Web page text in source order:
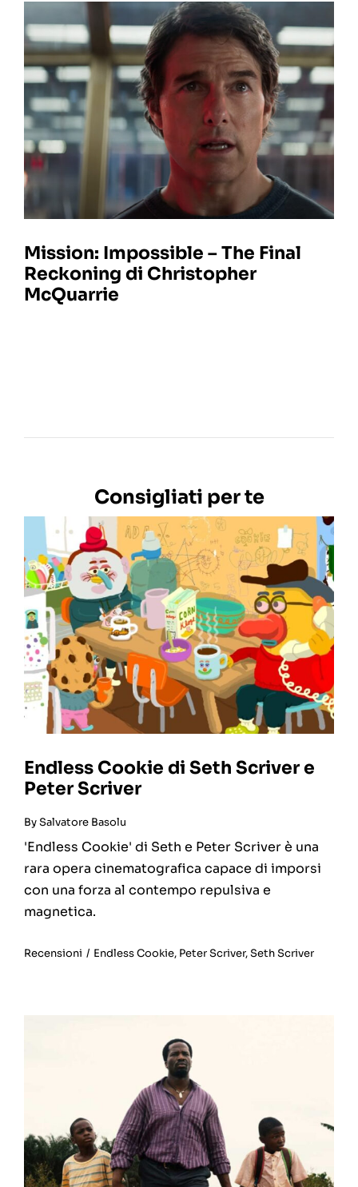
Mission: Impossible – The Final
Reckoning di Christopher
McQuarrie
Consigliati per te
Endless Cookie di Seth Scriver e
Peter Scriver
BySalvatore Basolu
'Endless Cookie' di Seth e Peter Scriver è una
rara opera cinematografica capace di imporsi
con una forza al contempo repulsiva e
magnetica.
Recensioni / Endless Cookie, Peter Scriver,Seth Scriver